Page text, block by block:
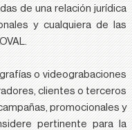
de una relación jurídica
y cualquiera de las
o videograbaciones
clientes o terceros
promocionales y
pertinente para la